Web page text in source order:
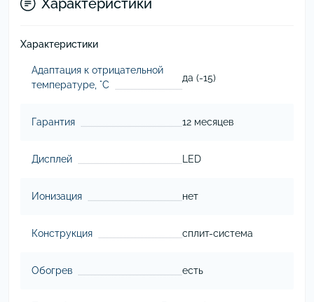
Характеристики
Характеристики
Адаптация к отрицательной
температуре, °C
да (-15)
Гарантия 12 месяцев
Дисплей LED
Ионизация нет
Конструкция сплит-система
Обогрев есть